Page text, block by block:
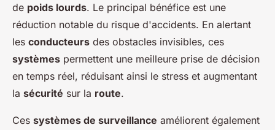
de poids lourds. Le principal bénéfice est une
réduction notable du risque d'accidents. En alertant
les conducteurs des obstacles invisibles, ces
systèmes permettent une meilleure prise de décision
en temps réel, réduisant ainsi le stress et augmentant
la sécurité sur la route.
Ces systèmes de surveillance améliorent également